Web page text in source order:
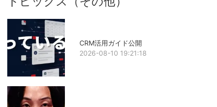
CRM活用ガイド公開
2026-08-10 19:21:18